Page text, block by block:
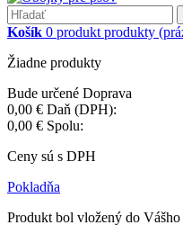
Košík 0 produkt produkty
Žiadne produkty
Bude určené Doprava
0,00 € Daň (DPH):
0,00 € Spolu:
Ceny sú s DPH
Pokladňa
Produkt bol vložený do Vášho